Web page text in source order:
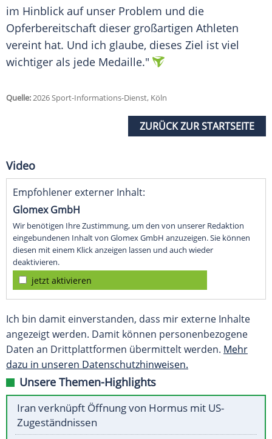
im Hinblick auf unser Problem und die
Opferbereitschaft dieser großartigen Athleten
vereint hat. Und ich glaube, dieses Ziel ist viel
wichtiger als jede Medaille."
Quelle:2026 Sport-Informations-Dienst, Köln
ZURÜCK ZUR STARTSEITE
Video
Empfohlener externer Inhalt:
Glomex GmbH
Wir benötigen Ihre Zustimmung, um den von unserer Redaktion
eingebundenen Inhalt von Glomex GmbH anzuzeigen. Sie können
diesen mit einem Klick anzeigen lassen und auch wieder
deaktivieren.
jetzt aktivieren
Ich bin damit einverstanden, dass mir externe Inhalte
angezeigt werden. Damit können personenbezogene
Daten an Drittplattformen übermittelt werden. Mehr
dazu in unseren Datenschutzhinweisen.
Unsere Themen-Highlights
Iran verknüpft Öffnung von Hormus mit US-
Zugeständnissen